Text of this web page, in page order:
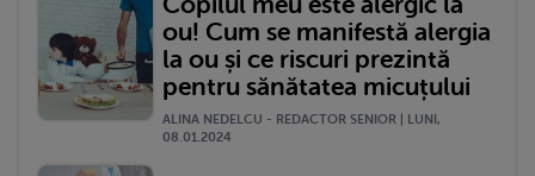
ou! Cum se manifestă alergia
la ou și ce riscuri prezintă
pentru sănătatea micuțului
ALINA NEDELCU - REDACTOR SENIOR | LUNI,
08.01.2024